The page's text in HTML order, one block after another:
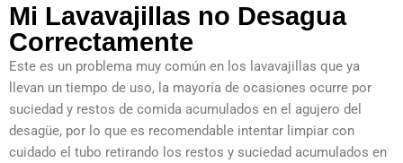
Mi Lavavajillas no Desagua
Correctamente
Este es un problema muy común en los lavavajillas que ya
llevan un tiempo de uso, la mayoría de ocasiones ocurre por
suciedad y restos de comida acumulados en el agujero del
desagüe, por lo que es recomendable intentar limpiar con
cuidado el tubo retirando los restos y suciedad acumulados en